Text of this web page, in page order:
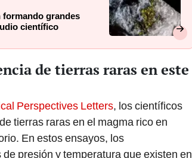
formando grandes
científico
de tierras raras en este
Perspectives Letters, los científicos
tierras raras en el magma rico en
En estos ensayos, los
presión y temperatura que existen en